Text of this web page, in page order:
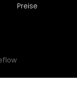
Preise